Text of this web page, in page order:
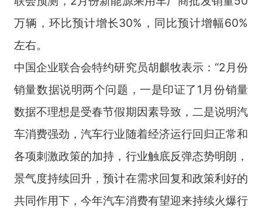
万辆，环比预计增长30%，同比预计增幅60%
左右。
中国企业联合会特约研究员胡麒牧表示：“2月份
销量数据说明两个问题，一是印证了1月份销量
数据不理想是受春节假期因素导致，二是说明汽
车消费强劲，汽车行业随着经济运行回归正常和
各项刺激政策的加持，行业触底反弹态势明朗，
景气度持续回升，预计在需求回复和政策利好的
共同作用下，今年汽车消费有望迎来持续火爆行